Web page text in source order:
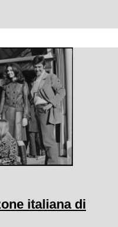
italiana di